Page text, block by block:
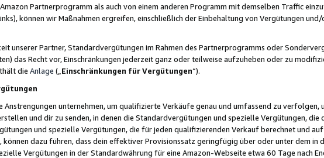
Partnerprogramm als auch von einem anderen Programm mit demselben Traffic
können wir Maßnahmen ergreifen, einschließlich der Einbehaltung von Vergütungen
unserer Partner, Standardvergütungen im Rahmen des Partnerprogramms oder
das Recht vor, Einschränkungen jederzeit ganz oder teilweise aufzuheben oder zu
die Anlage („ Einschränkungen für Vergütungen“).
unternehmen, um qualifizierte Verkäufe genau und umfassend zu verfolgen,
und dir zu senden, in denen die Standardvergütungen und spezielle Vergütungen, die
und spezielle Vergütungen, die für jeden qualifizierenden Verkauf berechnet und
können dazu führen, dass dein effektiver Provisionssatz geringfügig über oder unter dem in
Vergütungen in der Standardwährung für eine Amazon-Webseite etwa 60 Tage nach